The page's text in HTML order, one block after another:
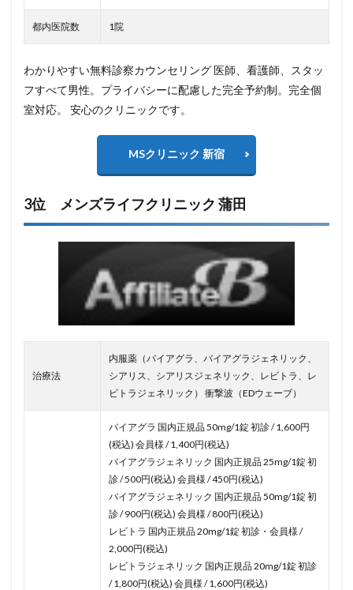
都内医院数 1院
わかりやすい無料診察カウンセリング 医師、看護師、スタッ
フすべて男性。プライバシーに配慮した完全予約制。完全個
室対応。 安心のクリニックです。
MSクリニック 新宿
3位 メンズライフクリニック 蒲田
治療法
内服薬（バイアグラ、バイアグラジェネリック、
シアリス、シアリスジェネリック、レビトラ、レ
ビトラジェネリック） 衝撃波（EDウェーブ）
バイアグラ 国内正規品 50mg/1錠 初診 / 1,600円
(税込) 会員様 / 1,400円(税込)
バイアグラジェネリック 国内正規品 25mg/1錠 初
診 / 500円(税込) 会員様 / 450円(税込)
バイアグラジェネリック 国内正規品 50mg/1錠 初
診 / 900円(税込) 会員様 / 800円(税込)
レビトラ 国内正規品 20mg/1錠 初診・会員様 /
2,000円(税込)
レビトラジェネリック 国内正規品 20mg/1錠 初診
/ 1,800円(税込) 会員様 / 1,600円(税込)